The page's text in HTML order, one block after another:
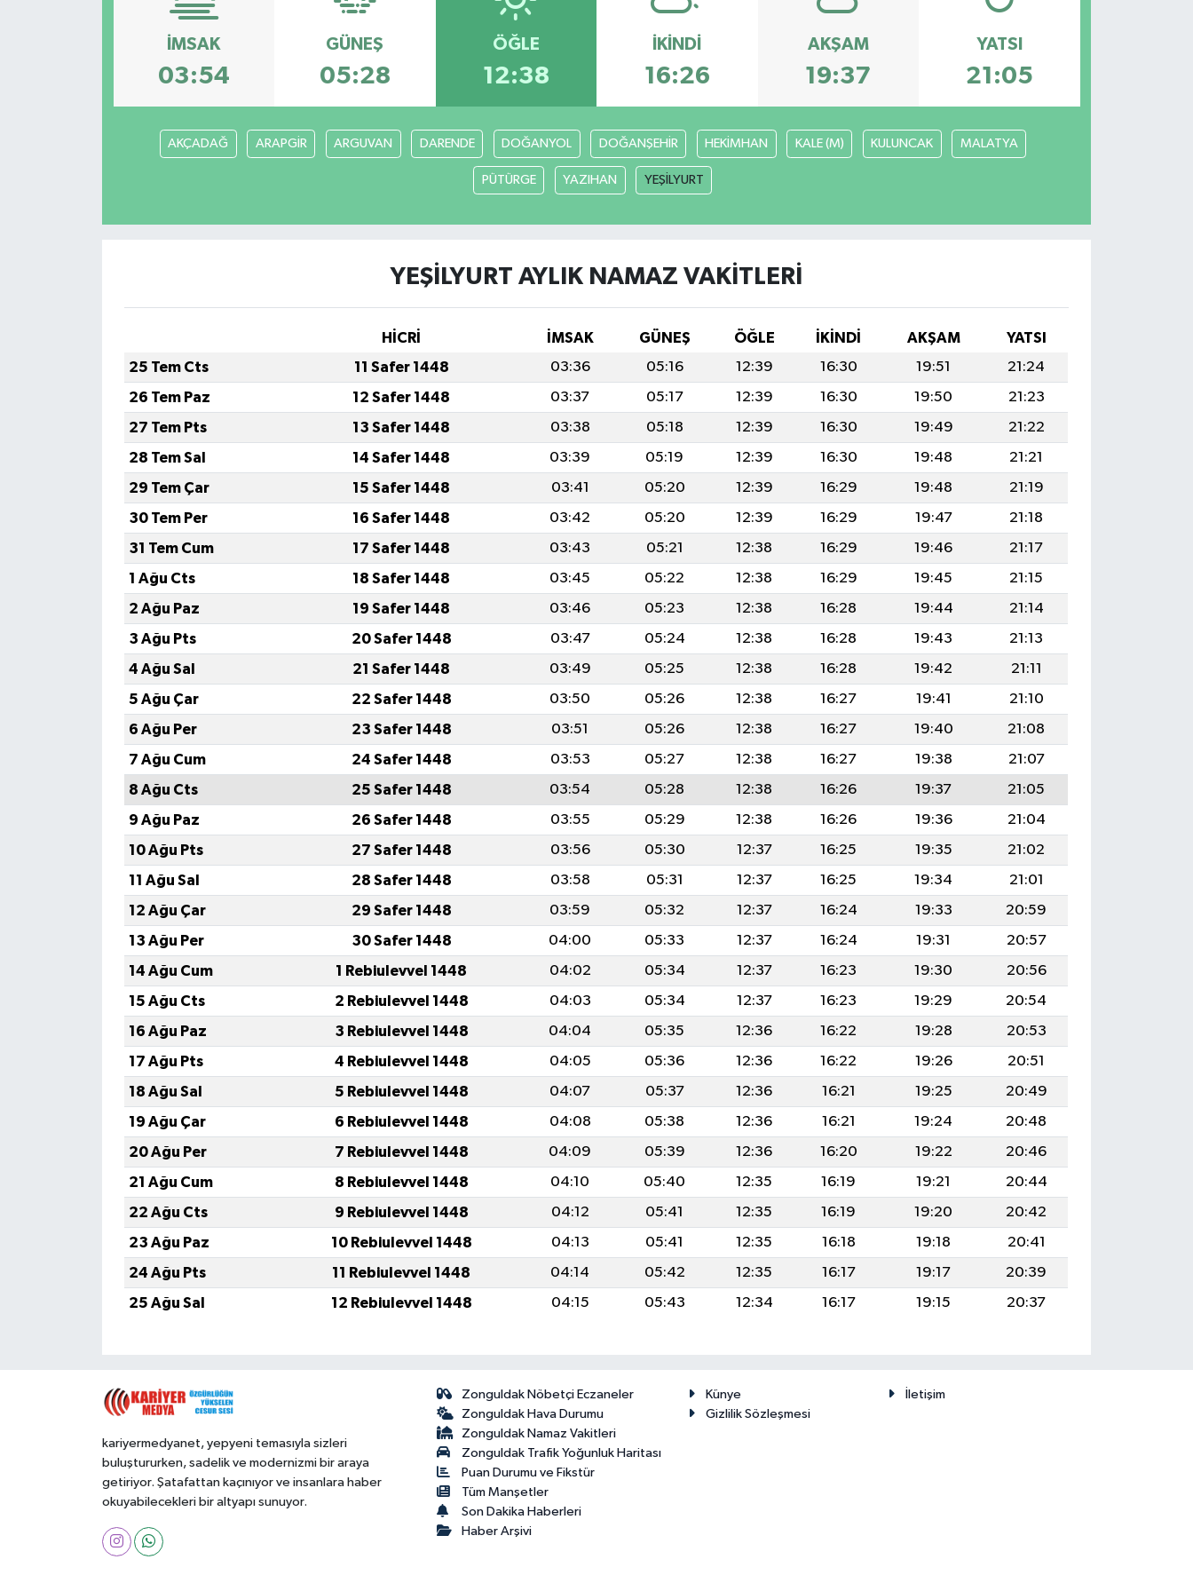
İMSAK
03:54
GÜNEŞ
05:28
ÖĞLE
12:38
İKINDI
16:26
AKŞAM
19:37
YATSI
21:05
AKÇADAĞ ARAPGİR ARGUVAN DARENDE DOĞANYOL DOĞANŞEHİR HEKİMHAN KALE (M) KULUNCAK MALATYA
PÜTÜRGE YAZIHAN YEŞİLYURT
YEŞİLYURT AYLIK NAMAZ VAKITLERI
HİCRİ İMSAK GÜNEŞ ÖĞLE İKINDI AKŞAM
YATSI
25 Tem Cts
11 Safer 1448 03:36 05:16 12:39 16:30 19:51
21:24
26 Tem Paz
12 Safer 1448 03:37 05:17 12:39 16:30 19:50
21:23
27 Tem Pts
13 Safer 1448 03:38 05:18 12:39 16:30 19:49
21:22
28 Tem Sal
14 Safer 1448 03:39 05:19 12:39 16:30 19:48
21:21
29 Tem Çar
15 Safer 1448 03:41 05:20 12:39 16:29 19:48
21:19
30 Tem Per
16 Safer 1448 03:42 05:20 12:39 16:29 19:47
21:18
31 Tem Cum
17 Safer 1448 03:43 05:21 12:38 16:29 19:46
21:17
1 Ağu Cts
18 Safer 1448 03:45 05:22 12:38 16:29 19:45
21:15
2 Ağu Paz
19 Safer 1448 03:46 05:23 12:38 16:28 19:44
21:14
3 Ağu Pts
20 Safer 1448 03:47 05:24 12:38 16:28 19:43
21:13
4 Ağu Sal
21 Safer 1448 03:49 05:25 12:38 16:28 19:42
21:11
5 Ağu Çar
22 Safer 1448 03:50 05:26 12:38 16:27 19:41
21:10
6 Ağu Per
23 Safer 1448 03:51 05:26 12:38 16:27 19:40
21:08
7 Ağu Cum
24 Safer 1448 03:53 05:27 12:38 16:27 19:38
21:07
8 Ağu Cts
25 Safer 1448 03:54 05:28 12:38 16:26 19:37
21:05
9 Ağu Paz
26 Safer 1448 03:55 05:29 12:38 16:26 19:36
21:04
10 Ağu Pts
27 Safer 1448 03:56 05:30 12:37 16:25 19:35
21:02
11 Ağu Sal
28 Safer 1448 03:58 05:31 12:37 16:25 19:34
21:01
12 Ağu Çar
29 Safer 1448 03:59 05:32 12:37 16:24 19:33
20:59
13 Ağu Per
30 Safer 1448 04:00 05:33 12:37 16:24 19:31
20:57
14 Ağu Cum
1 Rebiulevvel 1448 04:02 05:34 12:37 16:23 19:30
20:56
15 Ağu Cts
2 Rebiulevvel 1448 04:03 05:34 12:37 16:23 19:29
20:54
16 Ağu Paz
3 Rebiulevvel 1448 04:04 05:35 12:36 16:22 19:28
20:53
17 Ağu Pts
4 Rebiulevvel 1448 04:05 05:36 12:36 16:22 19:26
20:51
18 Ağu Sal
5 Rebiulevvel 1448 04:07 05:37 12:36 16:21 19:25
20:49
19 Ağu Çar
6 Rebiulevvel 1448 04:08 05:38 12:36 16:21 19:24
20:48
20 Ağu Per
7 Rebiulevvel 1448 04:09 05:39 12:36 16:20 19:22
20:46
21 Ağu Cum
8 Rebiulevvel 1448 04:10 05:40 12:35 16:19 19:21
20:44
22 Ağu Cts
9 Rebiulevvel 1448 04:12 05:41 12:35 16:19 19:20
20:42
23 Ağu Paz
10 Rebiulevvel 1448 04:13 05:41 12:35 16:18 19:18
20:41
24 Ağu Pts
11 Rebiulevvel 1448 04:14 05:42 12:35 16:17 19:17
20:39
25 Ağu Sal
12 Rebiulevvel 1448 04:15 05:43 12:34 16:17 19:15 20:37
kariyermedyanet, yepyeni temasıyla sizleri
buluştururken, sadelik ve modernizmi bir araya
getiriyor. Şatafattan kaçınıyor ve insanlara haber
okuyabilecekleri bir altyapı sunuyor.
Zonguldak Nöbetçi Eczaneler
Zonguldak Hava Durumu
Zonguldak Namaz Vakitleri
Zonguldak Trafik Yoğunluk Haritası
Puan Durumu ve Fikstür
Tüm Manşetler
Son Dakika Haberleri
Haber Arşivi
Künye
İletişim
Gizlilik Sözleşmesi